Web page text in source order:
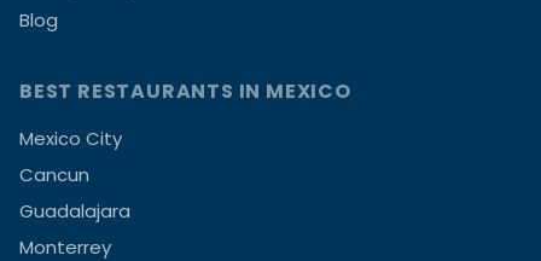
Blog
BEST RESTAURANTS IN MEXICO
Mexico City
Cancun
Guadalajara
Monterrey